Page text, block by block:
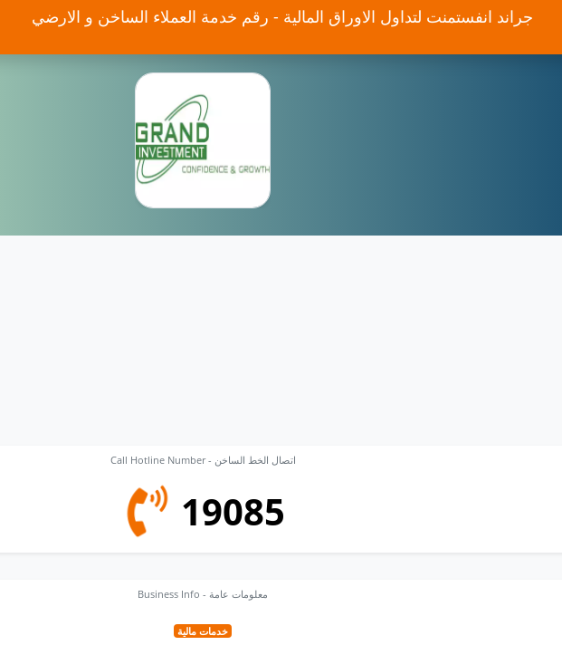
جراند انفستمنت لتداول الاوراق المالية - رقم خدمة العملاء الساخن و الارضي
Call Hotline Number - اتصال الخط الساخن
19085
Business Info - معلومات عامة
خدمات مالية